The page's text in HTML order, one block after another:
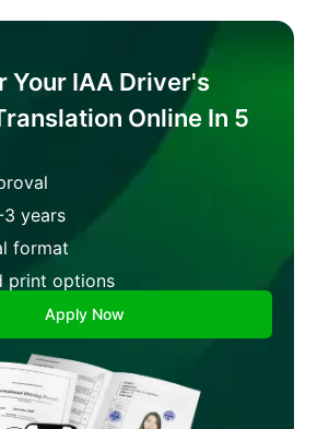
Your IAA Driver's
Online In 5
years
format
print options
Apply Now